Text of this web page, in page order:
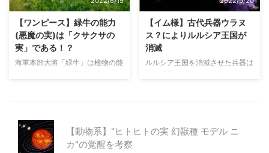
去に過ちを犯しました。罪を犯し
すが、黒炭家というだけで関係の
ない人々が迫害を受け続けていま
す。そんな、悲しい人生を送って
きた黒炭家は、最後の最後まで悲
いえます。 本記事では、六式と
れたシーンを参考に考察していま
す。 六式とは「覇気」を纏った
体技なのか！？ 「六式とは「覇
気」を纏った体技なのか！？」と
【ワンピース】緑牛の能力
(悪魔の実)は「クサクサの
実」である！？
海軍本部大将「緑牛」は植物の能
いと思われます。 植物は緑から
連想できる能力 海軍本部大将の
名前（※元も含む） 能力 赤犬
【イム様】古代兵器ウラヌ
ス？によりルルシア王国が
消滅
ルルシア王国を消滅させた兵器は
を消滅させた兵器については、あ
【動物系】"ヒトヒトの実 幻獣種 モデル ニ
カ"の覚醒を考察